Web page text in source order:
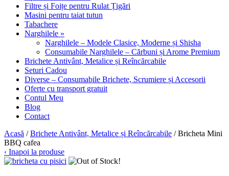
Filtre și Foițe pentru Rulat Țigări
Masini pentru taiat tutun
Tabachere
Narghilele »
Narghilele – Modele Clasice, Moderne și Shisha
Consumabile Narghilele – Cărbuni și Arome Premium
Brichete Antivânt, Metalice și Reîncărcabile
Seturi Cadou
Diverse – Consumabile Brichete, Scrumiere și Accesorii
Oferte cu transport gratuit
Contul Meu
Blog
Contact
Acasă /Brichete Antivânt, Metalice și Reîncărcabile / Bricheta Mini
BBQ cafea
‹ Inapoi la produse